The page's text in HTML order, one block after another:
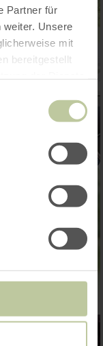
Partner für
weiter. Unsere
mit
bereitgestellt